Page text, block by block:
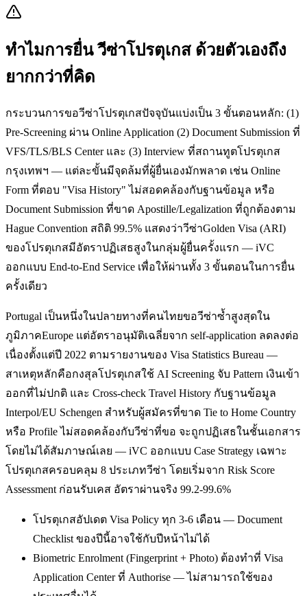
ทำไมการยื่นวีซ่าโปรตุเกสด้วยตัวเองถึง
ยากกว่าที่คิด
กระบวนการขอวีซ่าโปรตุเกสปัจจุบันแบ่งเป็น 3 ขั้นตอนหลัก: (1)
Pre-Screening ผ่าน Online Application (2) Document Submission ที่
VFS/TLS/BLS Center และ (3) Interview ที่สถานทูตโปรตุเกส
กรุงเทพฯ — แต่ละขั้นมีจุดล้มที่ผู้ยื่นเองมักพลาด เช่น Online
Form ที่ตอบ "Visa History" ไม่สอดคล้องกับฐานข้อมูล หรือ
Document Submission ที่ขาด Apostille/Legalization ที่ถูกต้องตาม
Hague Convention สถิติ 99.5% แสดงว่าวีซ่าGolden Visa (ARI)
ของโปรตุเกสมีอัตราปฏิเสธสูงในกลุ่มผู้ยื่นครั้งแรก — iVC
ออกแบบ End-to-End Service เพื่อให้ผ่านทั้ง 3 ขั้นตอนในการยื่น
ครั้งเดียว
Portugal เป็นหนึ่งในปลายทางที่คนไทยขอวีซ่าซ้ำสูงสุดใน
ภูมิภาคEurope แต่อัตราอนุมัติเฉลี่ยจาก self-application ลดลงต่อ
เนื่องตั้งแต่ปี 2022 ตามรายงานของ Visa Statistics Bureau —
สาเหตุหลักคือกงสุลโปรตุเกสใช้ AI Screening จับ Pattern เงินเข้า
ออกที่ไม่ปกติ และ Cross-check Travel History กับฐานข้อมูล
Interpol/EU Schengen สำหรับผู้สมัครที่ขาด Tie to Home Country
หรือ Profile ไม่สอดคล้องกับวีซ่าที่ขอ จะถูกปฏิเสธในชั้นเอกสาร
โดยไม่ได้สัมภาษณ์เลย — iVC ออกแบบ Case Strategy เฉพาะ
โปรตุเกสครอบคลุม 8 ประเภทวีซ่า โดยเริ่มจาก Risk Score
Assessment ก่อนรับเคส อัตราผ่านจริง 99.2-99.6%
โปรตุเกสอัปเดต Visa Policy ทุก 3-6 เดือน — Document
Checklist ของปีนี้อาจใช้กับปีหน้าไม่ได้
Biometric Enrolment (Fingerprint + Photo) ต้องทำที่ Visa
Application Center ที่ Authorise — ไม่สามารถใช้ของ